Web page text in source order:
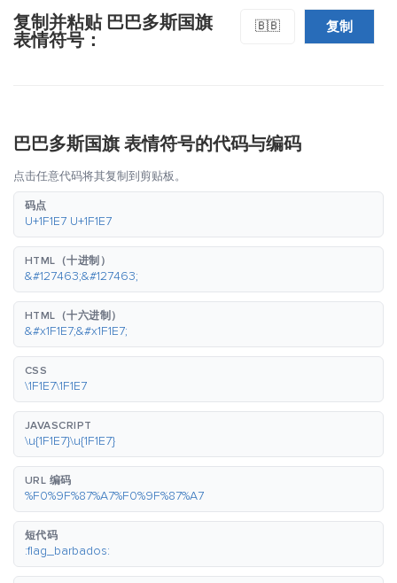
复制并粘贴 巴巴多斯国旗
表情符号：
🇧🇧 复制
巴巴多斯国旗 表情符号的代码与编码
点击任意代码将其复制到剪贴板。
码点
U+1F1E7 U+1F1E7
HTML（十进制）
&#127463;&#127463;
HTML（十六进制）
&#x1F1E7;&#x1F1E7;
CSS
\1F1E7\1F1E7
JAVASCRIPT
\u{1F1E7}\u{1F1E7}
URL 编码
%F0%9F%87%A7%F0%9F%87%A7
短代码
:flag_barbados: